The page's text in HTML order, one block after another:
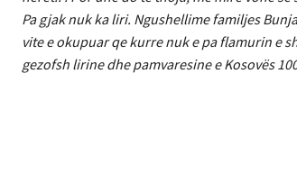
Pa gjak nuk ka liri. Ngushellime familjes
vite e okupuar qe kurre nuk e pa flamurin e
gezofsh lirine dhe pamvaresine e Kosovës